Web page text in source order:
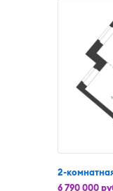
2-
6 790 000